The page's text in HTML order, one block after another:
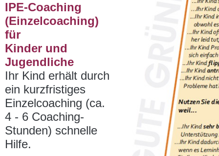
IPE-Coaching
(Einzelcoaching)
für
Kinder und
Jugendliche
Ihr Kind erhält durch
ein kurzfristiges
Einzelcoaching (ca.
4 - 6 Coaching-
Stunden) schnelle
Hilfe.